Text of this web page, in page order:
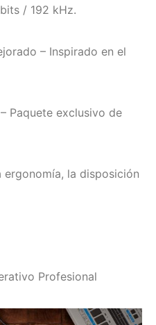
/ 192 kHz.
– Inspirado en el
Paquete exclusivo de
la disposición
Profesional